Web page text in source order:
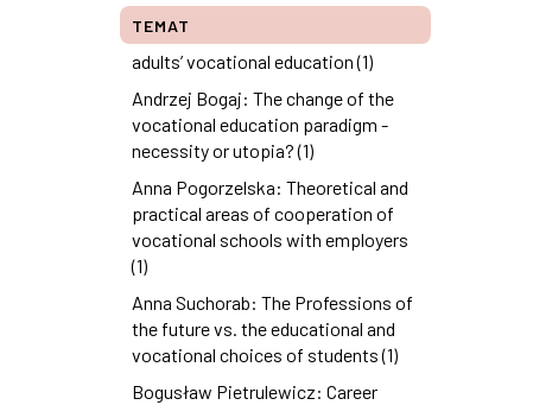
TEMAT
adults’ vocational education (1)
Andrzej Bogaj: The change of the
vocational education paradigm -
necessity or utopia? (1)
Anna Pogorzelska: Theoretical and
practical areas of cooperation of
vocational schools with employers
(1)
Anna Suchorab: The Professions of
the future vs. the educational and
vocational choices of students (1)
Bogusław Pietrulewicz: Career